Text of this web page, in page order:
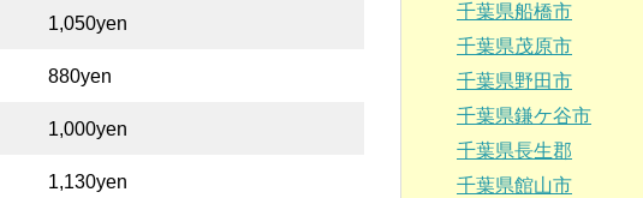
1,050yen
880yen
1,000yen
1,130yen
千葉県船橋市
千葉県茂原市
千葉県野田市
千葉県鎌ケ谷市
千葉県長生郡
千葉県館山市